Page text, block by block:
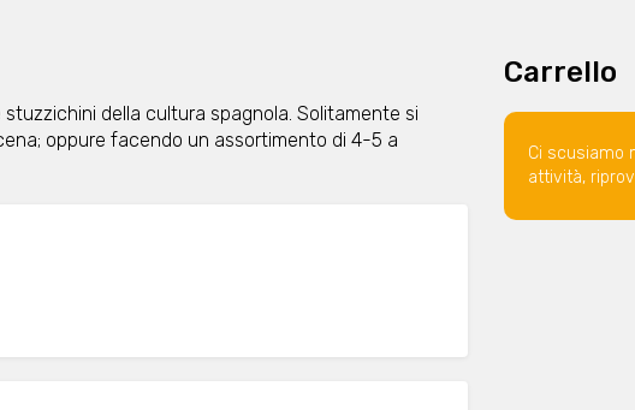
della cultura spagnola. Solitamente si
oppure facendo un assortimento di 4-5 a
Carrello
Ci scusiamo
attività,